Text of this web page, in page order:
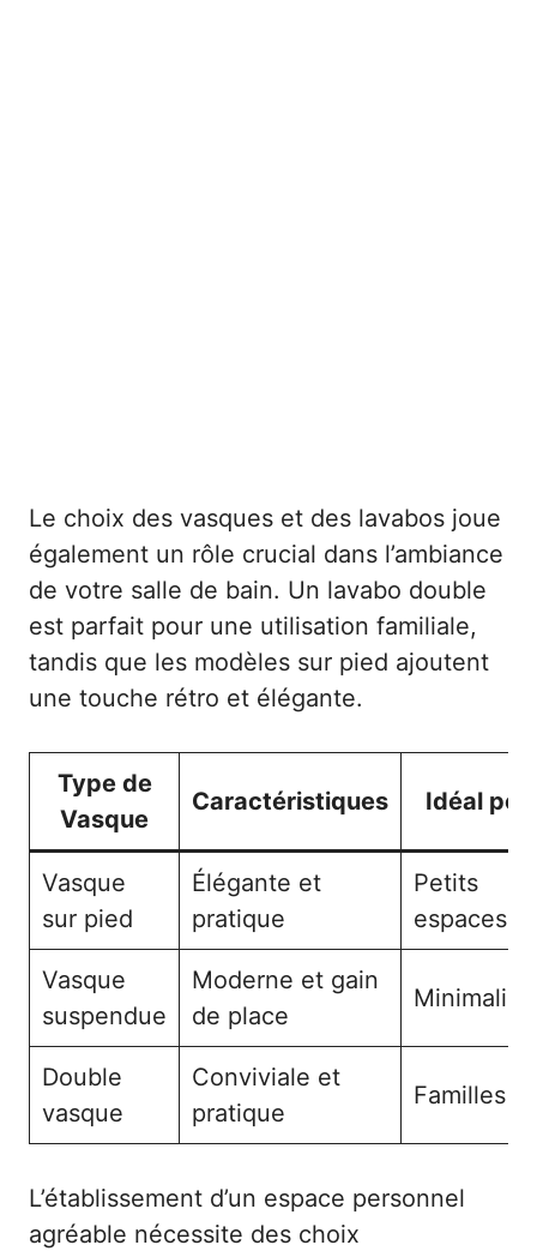
Le choix des vasques et des lavabos joue
également un rôle crucial dans l’ambiance
de votre salle de bain. Un lavabo double
est parfait pour une utilisation familiale,
tandis que les modèles sur pied ajoutent
une touche rétro et élégante.
Type de
Vasque
Caractéristiques Idéal
Vasque
sur pied
Élégante et
pratique
Petits
espaces
Vasque
suspendue
Moderne et gain
de place
Double
vasque
Conviviale et
pratique
Familles
L’établissement d’un espace personnel
agréable nécessite des choix